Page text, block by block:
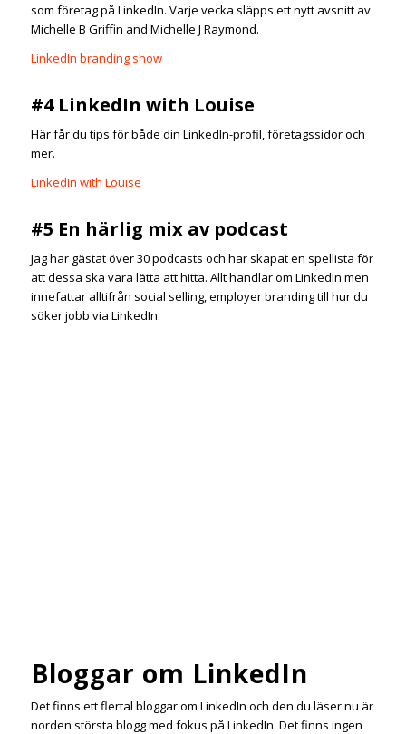
som företag på LinkedIn. Varje vecka släpps ett nytt avsnitt av
Michelle B Griffin and Michelle J Raymond.
LinkedIn branding show
#4 LinkedIn with Louise
Här får du tips för både din LinkedIn-profil, företagssidor och
mer.
LinkedIn with Louise
#5 En härlig mix av podcast
Jag har gästat över 30 podcasts och har skapat en spellista för
att dessa ska vara lätta att hitta. Allt handlar om LinkedIn men
innefattar alltifrån social selling, employer branding till hur du
söker jobb via LinkedIn.
Bloggar om LinkedIn
Det finns ett flertal bloggar om LinkedIn och den du läser nu är
norden största blogg med fokus på LinkedIn. Det finns ingen